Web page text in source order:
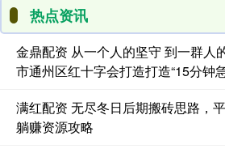
热点资讯
金鼎配资 从一个人的坚守 到一群
市通州区红十字会打造打造“15分钟
满红配资 无尽冬日后期搬砖思路，
躺赚资源攻略